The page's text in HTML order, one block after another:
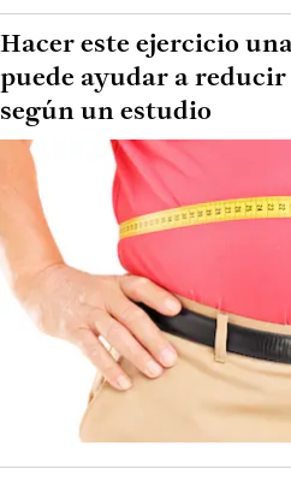
Hacer este ejercicio
puede ayudar a
según un estudio